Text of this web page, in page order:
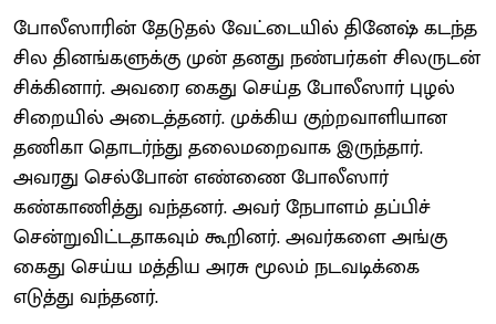
போலீஸாரின் தேடுதல் வேட்டையில் தினேஷ் கடந்த
சில தினங்களுக்கு முன் தனது நண்பர்கள் சிலருடன்
சிக்கினார். அவரை கைது செய்த போலீஸார் புழல்
சிறையில் அடைத்தனர். முக்கிய குற்றவாளியான
தணிகா தொடர்ந்து தலைமறைவாக இருந்தார்.
அவரது செல்போன் எண்ணை போலீஸார்
கண்காணித்து வந்தனர். அவர் நேபாளம் தப்பிச்
சென்றுவிட்டதாகவும் கூறினர். அவர்களை அங்கு
கைது செய்ய மத்திய அரசு மூலம் நடவடிக்கை
எடுத்து வந்தனர்.